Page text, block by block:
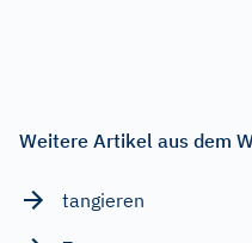
Weitere Artikel aus dem
tangieren